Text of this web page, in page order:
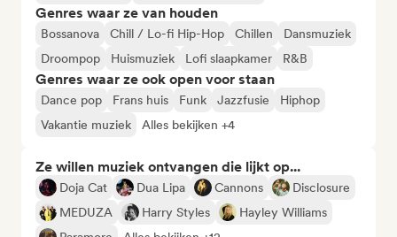
Genres waar ze van houden
Bossanova Chill / Lo-fi Hip-Hop Chillen
Dansmuziek
Droompop
Huismuziek Lofi slaapkamer R&B
Genres waar ze ook open voor staan
Dance pop Frans huis Funk Jazzfusie
Hiphop
Vakantie muziek
Alles bekijken +4
Ze willen muziek ontvangen die lijkt op...
Doja Cat Dua Lipa Cannons
Disclosure
MEDUZA
Harry Styles
Hayley Williams